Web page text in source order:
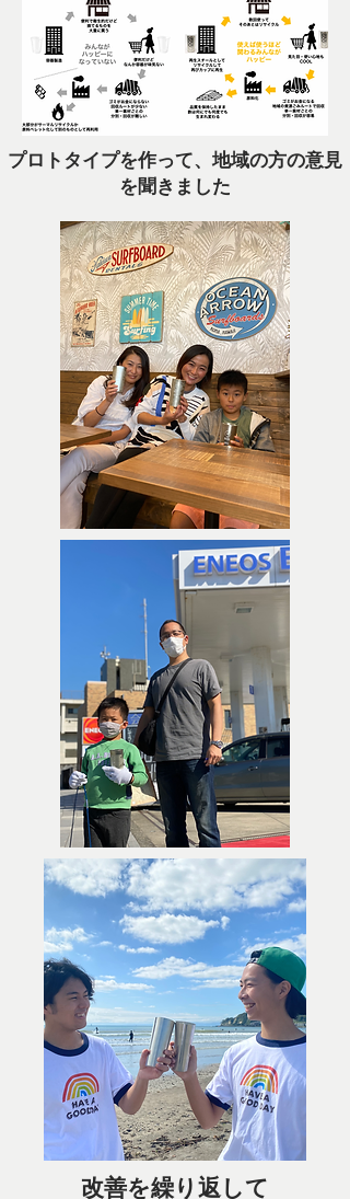
プロトタイプを作って、地域の方の意見
を聞きました
改善を繰り返して